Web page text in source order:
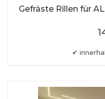
Gefräste Rillen für